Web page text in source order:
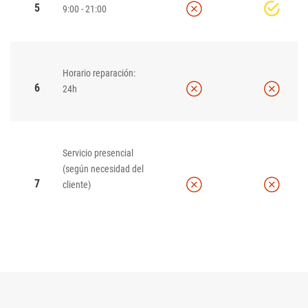
5
9:00 - 21:00
6
Horario reparación:
24h
7
Servicio presencial
(según necesidad del
cliente)